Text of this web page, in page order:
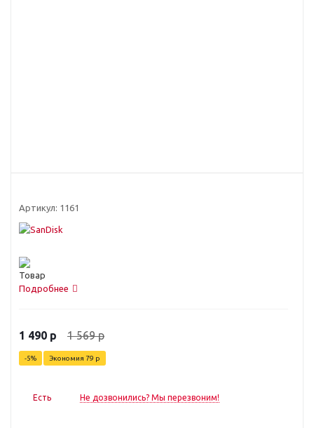
Артикул: 1161
Подробнее
1 490 р 1 569р
-5% Экономия 79 р
Есть Не дозвонились? Мы перезвоним!